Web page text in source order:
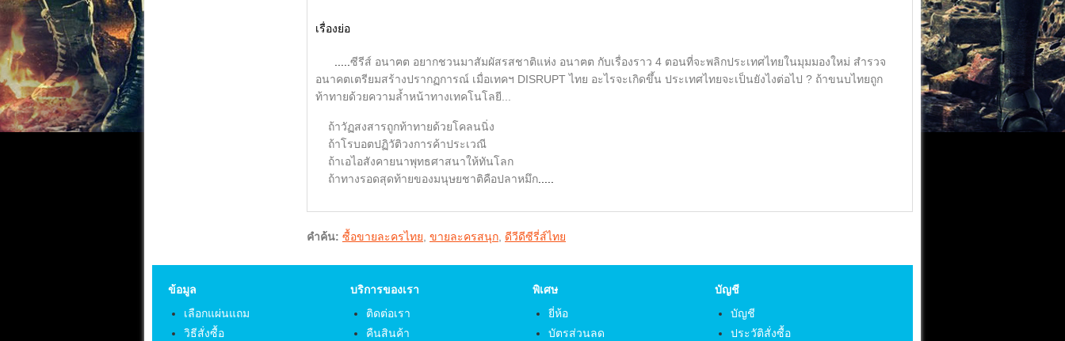
เรื่องย่อ
ซีรีส์ อนาฅต อยากชวนมาสัมผัสรสชาติแห่ง อนาฅต กับเรื่องราว 4 ตอนที่จะพลิกประเทศไทยในมุมมองใหม่ สำรวจ
อนาคตเตรียมสร้างปรากฏการณ์ เมื่อเทคฯ DISRUPT ไทย อะไรจะเกิดขึ้น ประเทศไทยจะเป็นยังไงต่อไป ? ถ้าขนบไทยถูก
ท้าทายด้วยความล้ำหน้าทางเทคโนโลยี...
ถ้าวัฏสงสารถูกท้าทายด้วยโคลนนิ่ง
ถ้าโรบอตปฏิวัติวงการค้าประเวณี
ถ้าเอไอสังคายนาพุทธศาสนาให้ทันโลก
ถ้าทางรอดสุดท้ายของมนุษยชาติคือปลาหมึก
คำค้น: ซื้อขายละครไทย ขายละครสนุก ดีวีดีซีรี่ส์ไทย
ข้อมูล
เลือกแผ่นแถม
วิธีสั่งซื้อ
บริการของเรา
ติดต่อเรา
คืนสินค้า
พิเศษ
ยี่ห้อ
บัตรส่วนลด
บัญชี
บัญชี
ประวัติสั่งซื้อ